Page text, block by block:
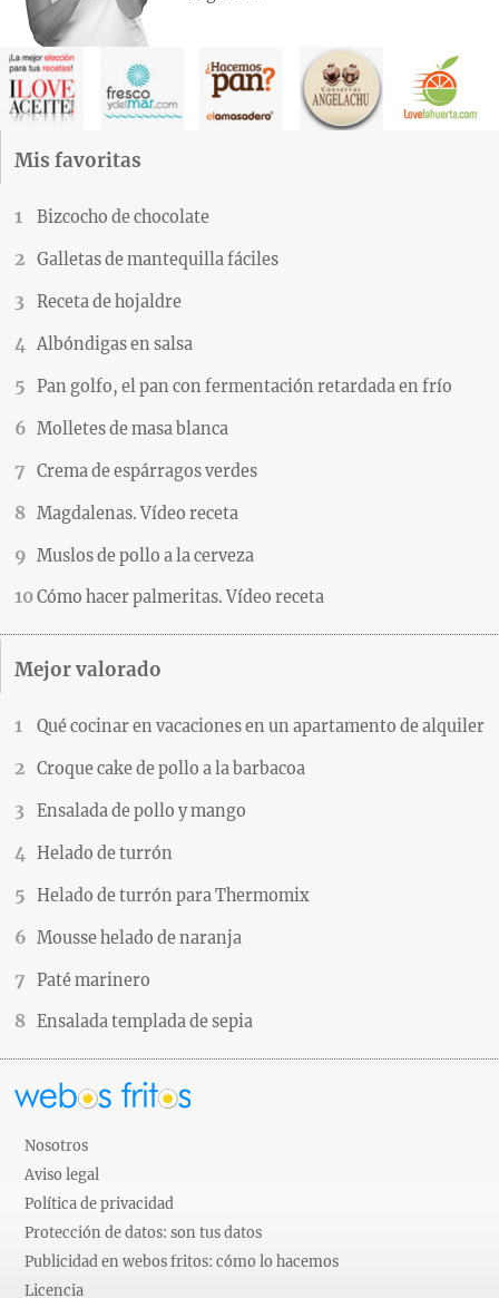
Mis favoritas
Bizcocho de chocolate
Galletas de mantequilla fáciles
Receta de hojaldre
Albóndigas en salsa
Pan golfo, el pan con fermentación retardada en frío
Molletes de masa blanca
Crema de espárragos verdes
Magdalenas. Vídeo receta
Muslos de pollo a la cerveza
Cómo hacer palmeritas. Vídeo receta
Mejor valorado
Qué cocinar en vacaciones en un apartamento de alquiler
Croque cake de pollo a la barbacoa
Ensalada de pollo y mango
Helado de turrón
Helado de turrón para Thermomix
Mousse helado de naranja
Paté marinero
Ensalada templada de sepia
Nosotros
Aviso legal
Política de privacidad
Protección de datos: son tus datos
Publicidad en webos fritos: cómo lo hacemos
Licencia